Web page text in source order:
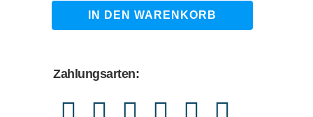
4.590,00 €
quantity
IN DEN WARENKORB
Zahlungsarten: